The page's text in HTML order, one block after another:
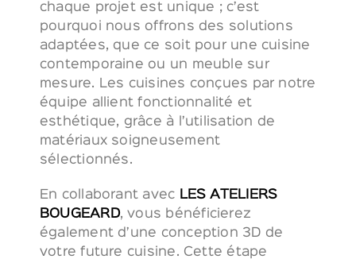
chaque projet est unique ; c’est
pourquoi nous offrons des solutions
adaptées, que ce soit pour une cuisine
contemporaine ou un meuble sur
mesure. Les cuisines conçues par notre
équipe allient fonctionnalité et
esthétique, grâce à l’utilisation de
matériaux soigneusement
sélectionnés.
En collaborant avec LES ATELIERS
BOUGEARD, vous bénéficierez
également d’une conception 3D de
votre future cuisine. Cette étape